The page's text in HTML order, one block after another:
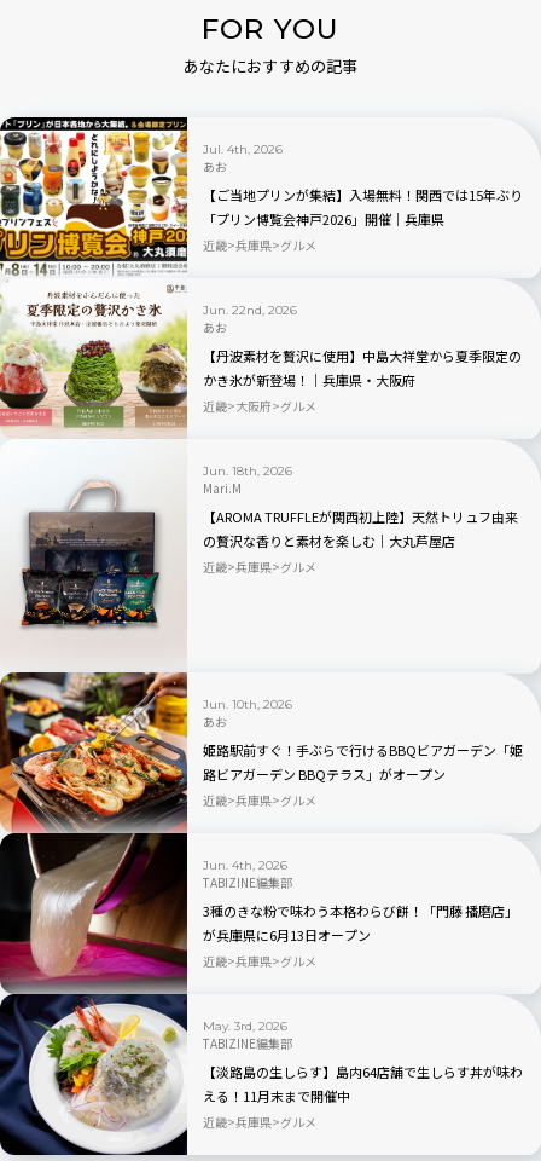
FOR YOU
あなたにおすすめの記事
Jul. 4th, 2026
あお
【ご当地プリンが集結】入場無料！関西では15年ぶり
「プリン博覧会神戸2026」開催｜兵庫県
近畿 兵庫県 グルメ
Jun. 22nd, 2026
あお
【丹波素材を贅沢に使用】中島大祥堂から夏季限定の
かき氷が新登場！｜兵庫県・大阪府
近畿 大阪府 グルメ
Jun. 18th, 2026
Mari.M
【AROMA TRUFFLEが関西初上陸】天然トリュフ由来
の贅沢な香りと素材を楽しむ｜大丸芦屋店
近畿 兵庫県 グルメ
Jun. 10th, 2026
あお
姫路駅前すぐ！手ぶらで行けるBBQビアガーデン「姫
路ビアガーデン BBQテラス」がオープン
近畿 兵庫県 グルメ
Jun. 4th, 2026
TABIZINE編集部
3種のきな粉で味わう本格わらび餅！「門藤 播磨店」
が兵庫県に6月13日オープン
近畿 兵庫県 グルメ
May. 3rd, 2026
TABIZINE編集部
【淡路島の生しらす】島内64店舗で生しらす丼が味わ
える！11月末まで開催中
近畿 兵庫県 グルメ